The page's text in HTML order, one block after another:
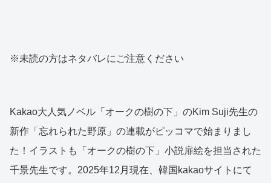
※未読の方はネタバレにご注意ください
Kakao大人気ノベル「オークの樹の下」のKim Suji先生の
新作「忘れられた野原」の連載がピッコマで始まりまし
た！イラストも「オークの樹の下」小説扉絵を担当された
千景先生です。2025年12月現在、韓国kakaoサイトにて